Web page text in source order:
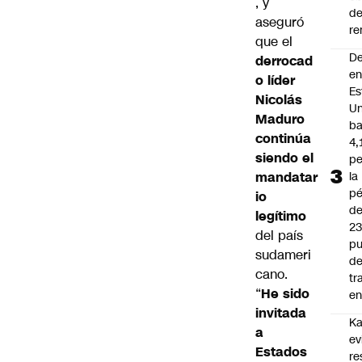
aseguró
que el
derrocad
o líder
Nicolás
Maduro
continúa
siendo el
mandatar
io
legítimo
del país
sudameri
cano.
“He sido
invitada
a
Estados
de
en
la
de
de